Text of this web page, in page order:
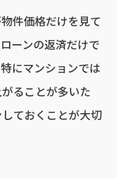
件価格だけを見て
ーンの返済だけで
にマンションでは
ることが多いた
ておくことが大切